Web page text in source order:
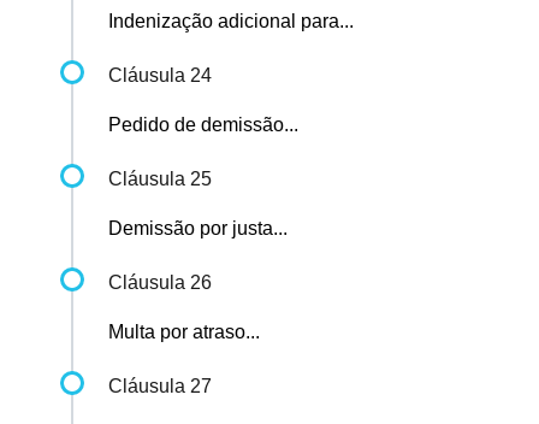
Indenização adicional para...
Cláusula 24
Pedido de demissão...
Cláusula 25
Demissão por justa...
Cláusula 26
Multa por atraso...
Cláusula 27